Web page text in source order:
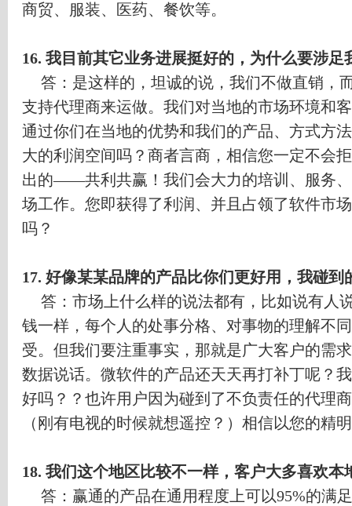
商贸、服装、医药、餐饮等。
16. 我目前其它业务进展挺好的，为什么要涉足
答：是这样的，坦诚的说，我们不做直销，
支持代理商来运做。我们对当地的市场环境和
通过你们在当地的优势和我们的产品、方式方
大的利润空间吗？商者言商，相信您一定不会
出的——共利共赢！我们会大力的培训、服务
场工作。您即获得了利润、并且占领了软件市
吗？
17. 好像某某品牌的产品比你们更好用，我碰到
答：市场上什么样的说法都有，比如说有人
钱一样，每个人的处事分格、对事物的理解不
受。但我们要注重事实，那就是广大客户的需
数据说话。微软件的产品还天天再打补丁呢？
好吗？？也许用户因为碰到了不负责任的代理
（刚有电视的时候就想遥控？）相信以您的精
18. 我们这个地区比较不一样，客户大多喜欢本
答：赢通的产品在通用程度上可以95%的满